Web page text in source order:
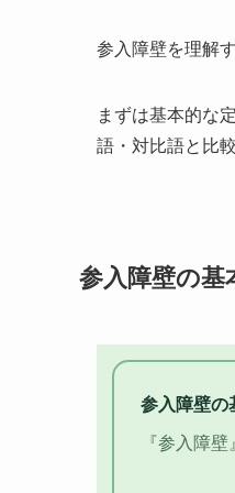
参入障壁を理解
まずは基本的な
語・対比語と比
参入障壁の基
参入障壁の
『参入障